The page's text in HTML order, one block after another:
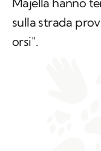
sulla strada
orsi".